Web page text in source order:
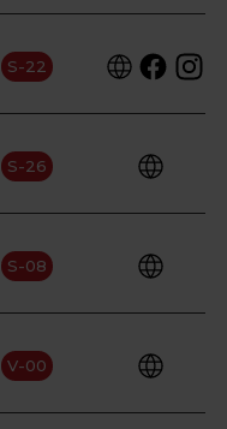
S-22
S-26
S-08
V-00